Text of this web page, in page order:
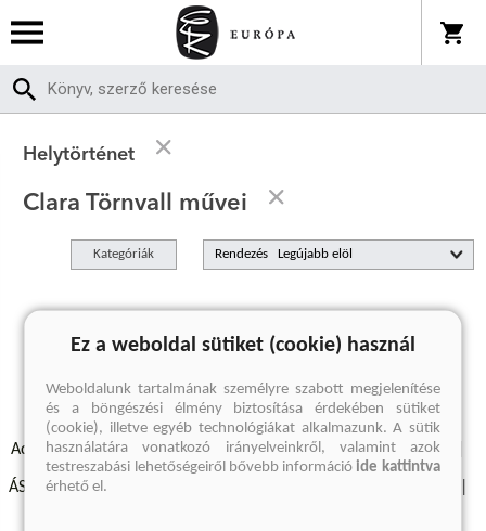
Helytörténet
Clara Törnvall művei
Kategóriák Rendezés
A keresett kifejezésre nincs találat
Adatvédelmi szabályzatok Elállási felmondási nyilatkozat
ÁSZF - Vásárlási feltételek
Ez a weboldal sütiket (cookie) használ
Weboldalunk tartalmának személyre szabott megjelenítése
és a böngészési élmény biztosítása érdekében sütiket
(cookie), illetve egyéb technológiákat alkalmazunk. A sütik
használatára vonatkozó irányelveinkről, valamint azok
testreszabási lehetőségeiről bővebb információide kattintva
érhető el.